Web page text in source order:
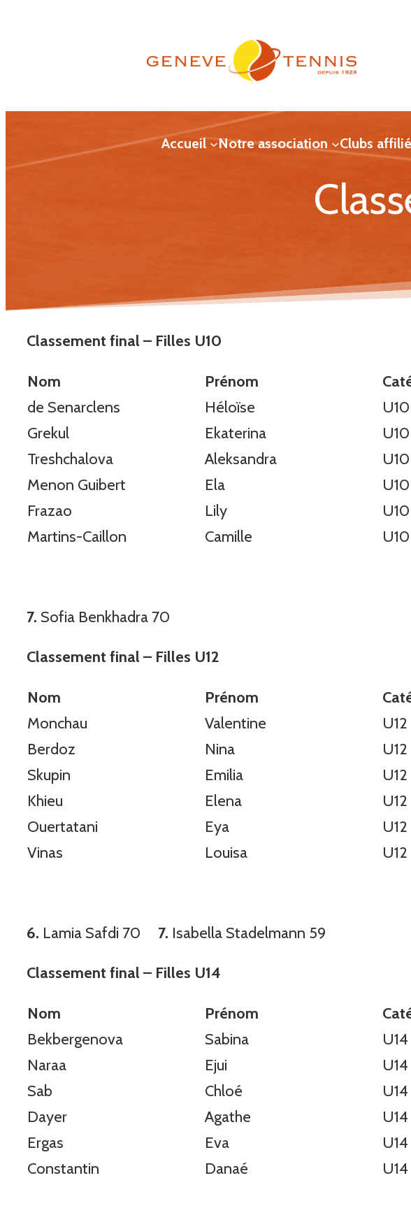
Accueil Notre association Clubs
Classement final – Filles U10
Nom Prénom
de Senarclens
Héloïse U10
Grekul
Ekaterina U10
Treshchalova
Aleksandra U10
Menon Guibert
Ela U10
Frazao
Lily U10
Martins-Caillon
Camille U10
7. Sofia Benkhadra 70
Classement final – Filles U12
Nom Prénom
Monchau
Valentine U12
Berdoz
Nina U12
Skupin
Emilia U12
Khieu
Elena U12
Ouertatani
Eya U12
Vinas
Louisa U12
6. Lamia Safdi 70 7. Isabella Stadelmann 59
Classement final – Filles U14
Nom Prénom
Bekbergenova
Sabina U14
Naraa
Ejui U14
Sab
Chloé U14
Dayer
Agathe U14
Ergas
Eva U14
Constantin
Danaé U14